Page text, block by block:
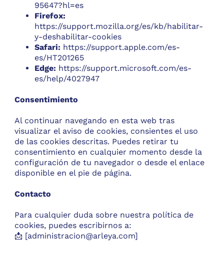
95647?hl=es
Firefox:
https://support.mozilla.org/es/kb/habilitar-
y-deshabilitar-cookies
Safari: https://support.apple.com/es-
es/HT201265
Edge: https://support.microsoft.com/es-
es/help/4027947
Consentimiento
Al continuar navegando en esta web tras
visualizar el aviso de cookies, consientes el uso
de las cookies descritas. Puedes retirar tu
consentimiento en cualquier momento desde la
configuración de tu navegador o desde el enlace
disponible en el pie de página.
Contacto
Para cualquier duda sobre nuestra política de
cookies, puedes escribirnos a:
📩 [administracion@arleya.com]